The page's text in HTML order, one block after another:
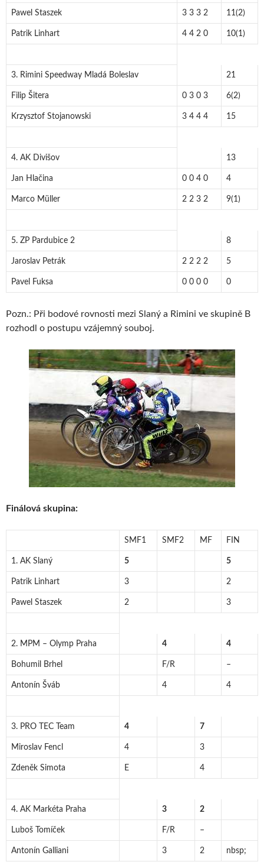
Pawel Staszek 3 3 3 2 11(2)
Patrik Linhart 4 4 2 0 10(1)
3. Rimini Speedway Mladá Boleslav 21
Filip Šitera 0 3 0 3 6(2)
Krzysztof Stojanowski 3 4 4 4 15
4. AK Divišov 13
Jan Hlačina 0 0 4 0 4
Marco Müller 2 2 3 2 9(1)
5. ZP Pardubice 2 8
Jaroslav Petrák 2 2 2 2 5
Pavel Fuksa 0 0 0 0 0
Pozn.: Při bodové rovnosti mezi Slaný a Rimini ve skupině B
rozhodl o postupu vzájemný souboj.
Finálová skupina:
SMF1 SMF2 MF FIN
1. AK Slaný 5 5
Patrik Linhart 3 2
Pawel Staszek 2 3
2. MPM – Olymp Praha 4 4
Bohumil Brhel F/R –
Antonín Šváb 4 4
3. PRO TEC Team 4 7
Miroslav Fencl 4 3
Zdeněk Simota E 4
4. AK Markéta Praha 3 2
Luboš Tomíček F/R –
Antonín Galliani 3 2 nbsp;